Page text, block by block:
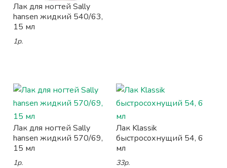
Лак для ногтей Sally
hansen жидкий 540/63,
15 мл
1р.
Лак для ногтей Sally
hansen жидкий 570/69,
15 мл
1р.
Лак Klassik
быстросохнущий 54, 6
мл
33р.